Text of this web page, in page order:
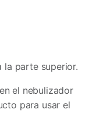
la parte superior.
el nebulizador
para usar el